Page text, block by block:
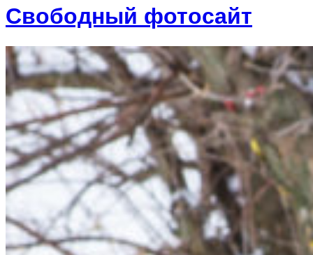
Свободный фотосайт